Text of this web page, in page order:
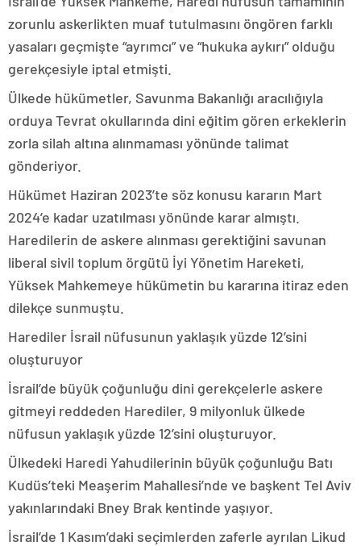
zorunlu askerlikten muaf tutulmasını öngören farklı
yasaları geçmişte “ayrımcı” ve “hukuka aykırı” olduğu
gerekçesiyle iptal etmişti.
Ülkede hükümetler, Savunma Bakanlığı aracılığıyla
orduya Tevrat okullarında dini eğitim gören erkeklerin
zorla silah altına alınmaması yönünde talimat
gönderiyor.
Hükümet Haziran 2023’te söz konusu kararın Mart
2024’e kadar uzatılması yönünde karar almıştı.
Haredilerin de askere alınması gerektiğini savunan
liberal sivil toplum örgütü İyi Yönetim Hareketi,
Yüksek Mahkemeye hükümetin bu kararına itiraz eden
dilekçe sunmuştu.
Harediler İsrail nüfusunun yaklaşık yüzde 12’sini
oluşturuyor
İsrail’de büyük çoğunluğu dini gerekçelerle askere
gitmeyi reddeden Harediler, 9 milyonluk ülkede
nüfusun yaklaşık yüzde 12’sini oluşturuyor.
Ülkedeki Haredi Yahudilerinin büyük çoğunluğu Batı
Kudüs’teki Meaşerim Mahallesi’nde ve başkent Tel Aviv
yakınlarındaki Bney Brak kentinde yaşıyor.
İsrail’de 1 Kasım’daki seçimlerden zaferle ayrılan Likud